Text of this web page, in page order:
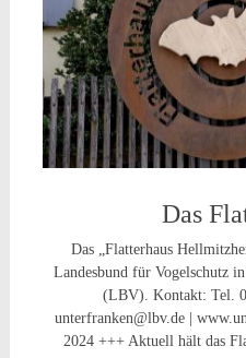
Das
Das „Flatterhaus
Landesbund für Vogelschutz
(LBV). Kontakt: Tel.
unterfranken@lbv.de |
2024 +++ Aktuell hält das